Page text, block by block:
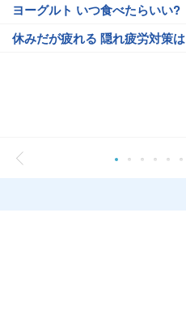
ヨーグルト いつ食べたらいい?
休みだが疲れる 隠れ疲労対策は